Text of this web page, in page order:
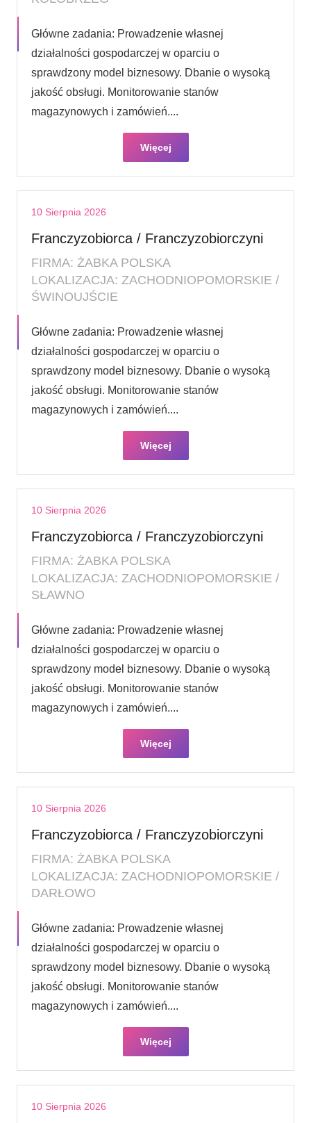
Główne zadania: Prowadzenie własnej
działalności gospodarczej w oparciu o
sprawdzony model biznesowy. Dbanie o wysoką
jakość obsługi. Monitorowanie stanów
magazynowych i zamówień....
Więcej
10 Sierpnia 2026
Franczyzobiorca / Franczyzobiorczyni
FIRMA: ŻABKA POLSKA
LOKALIZACJA: ZACHODNIOPOMORSKIE /
ŚWINOUJŚCIE
Główne zadania: Prowadzenie własnej
działalności gospodarczej w oparciu o
sprawdzony model biznesowy. Dbanie o wysoką
jakość obsługi. Monitorowanie stanów
magazynowych i zamówień....
Więcej
10 Sierpnia 2026
Franczyzobiorca / Franczyzobiorczyni
FIRMA: ŻABKA POLSKA
LOKALIZACJA: ZACHODNIOPOMORSKIE /
SŁAWNO
Główne zadania: Prowadzenie własnej
działalności gospodarczej w oparciu o
sprawdzony model biznesowy. Dbanie o wysoką
jakość obsługi. Monitorowanie stanów
magazynowych i zamówień....
Więcej
10 Sierpnia 2026
Franczyzobiorca / Franczyzobiorczyni
FIRMA: ŻABKA POLSKA
LOKALIZACJA: ZACHODNIOPOMORSKIE /
DARŁOWO
Główne zadania: Prowadzenie własnej
działalności gospodarczej w oparciu o
sprawdzony model biznesowy. Dbanie o wysoką
jakość obsługi. Monitorowanie stanów
magazynowych i zamówień....
Więcej
10 Sierpnia 2026